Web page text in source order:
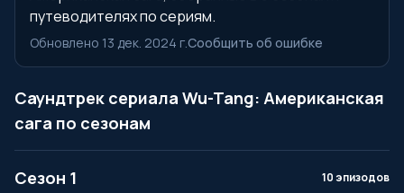
путеводителях по сериям.
Обновлено 13 дек. 2024 г.Сообщить об ошибке
Саундтрек сериала Wu-Tang: Американская
сага по сезонам
Сезон 1
10 эпизодов